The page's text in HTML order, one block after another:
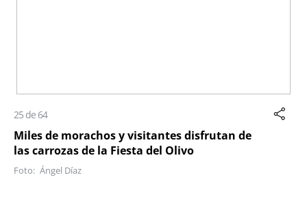
25 de 64
Miles de morachos y visitantes disfrutan de
las carrozas de la Fiesta del Olivo
Ángel Díaz